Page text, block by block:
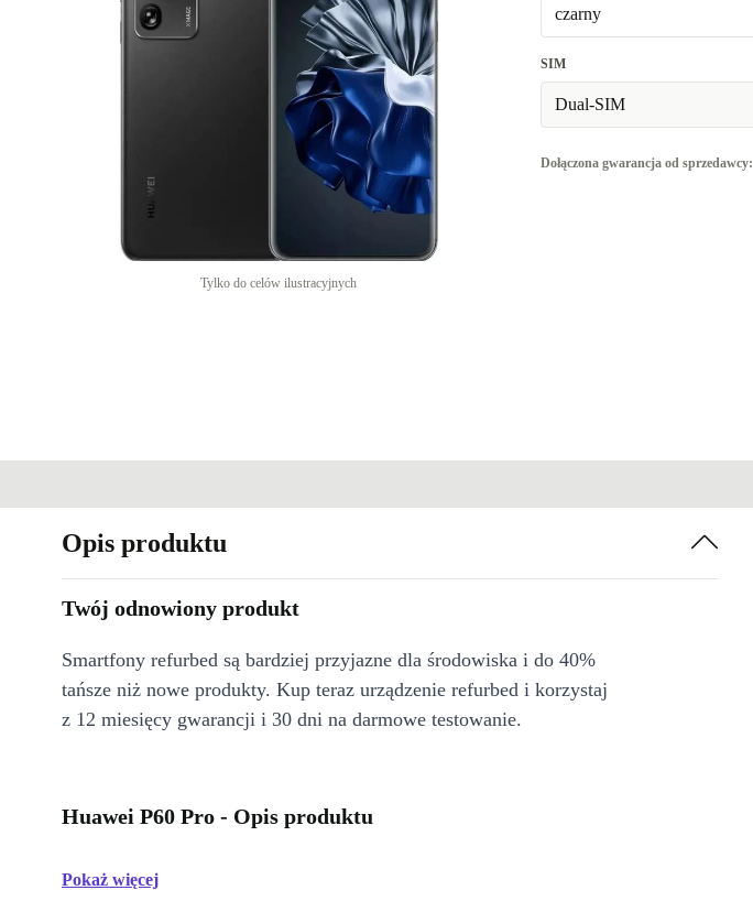
Tylko do celów ilustracyjnych
Dostępne w innych wariantach
256 GB
czarny
czarny
biały
SIM
Dual-SIM
Dołączona gwarancja od sprzedawcy:
Opis produktu
Twój odnowiony produkt
Smartfony refurbed są bardziej przyjazne dla środowiska i do 40%
tańsze niż nowe produkty. Kup teraz urządzenie refurbed i korzystaj
z 12 miesięcy gwarancji i 30 dni na darmowe testowanie.
Huawei P60 Pro - Opis produktu
Pokaż więcej